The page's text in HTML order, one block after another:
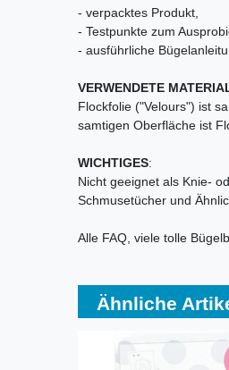
- verpacktes Produkt,
- Testpunkte zum
- ausführliche
VERWENDETE
Flockfolie ("Velours") ist
samtigen Oberfläche ist
WICHTIGES:
Nicht geeignet als Knie-
Schmusetücher und
Alle FAQ, viele tolle
Ähnliche